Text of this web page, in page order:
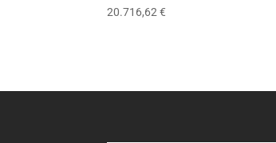
20.716,62€